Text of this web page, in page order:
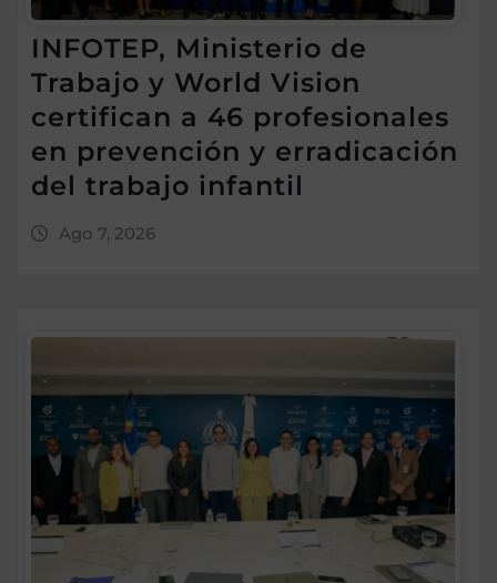
INFOTEP, Ministerio de
Trabajo y World Vision
certifican a 46 profesionales
en prevención y erradicación
del trabajo infantil
Ago 7, 2026